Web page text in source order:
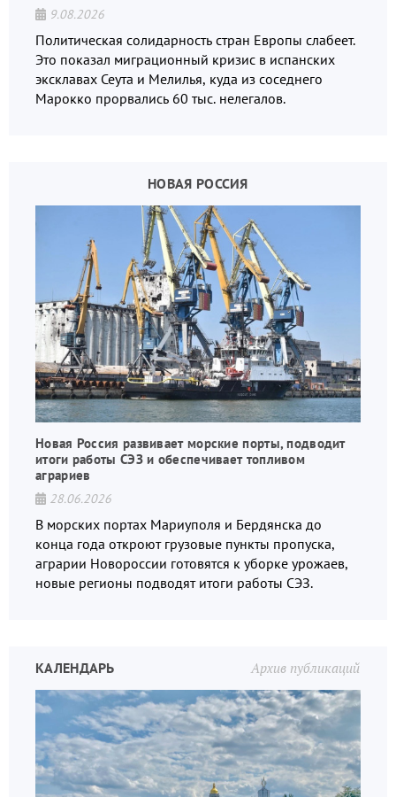
9.08.2026
Политическая солидарность стран Европы слабеет.
Это показал миграционный кризис в испанских
эксклавах Сеута и Мелилья, куда из соседнего
Марокко прорвались 60 тыс. нелегалов.
НОВАЯ РОССИЯ
Новая Россия развивает морские порты, подводит
итоги работы СЭЗ и обеспечивает топливом
аграриев
28.06.2026
В морских портах Мариуполя и Бердянска до
конца года откроют грузовые пункты пропуска,
аграрии Новороссии готовятся к уборке урожаев,
новые регионы подводят итоги работы СЭЗ.
Архив публикаций
КАЛЕНДАРЬ